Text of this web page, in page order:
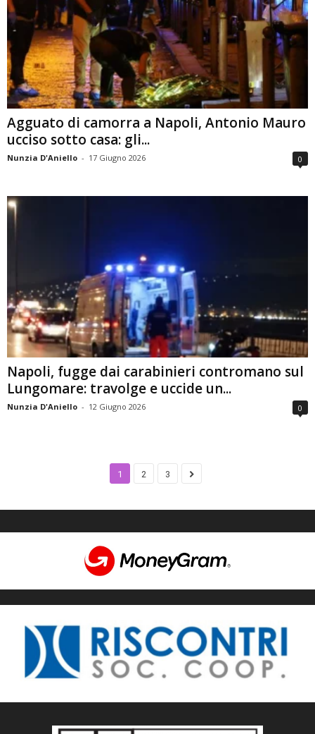
Agguato di camorra a Napoli, Antonio Mauro
ucciso sotto casa: gli...
Nunzia D'Aniello - 17 Giugno 2026 0
Napoli, fugge dai carabinieri contromano sul
Lungomare: travolge e uccide un...
Nunzia D'Aniello - 12 Giugno 2026 0
1 2 3